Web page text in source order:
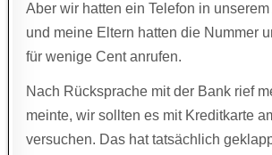
Aber wir hatten ein Telefon in
und meine Eltern hatten die Nummer
für wenige Cent anrufen.
Nach Rücksprache mit der Bank rief
meinte, wir sollten es mit Kreditkarte
versuchen. Das hat tatsächlich